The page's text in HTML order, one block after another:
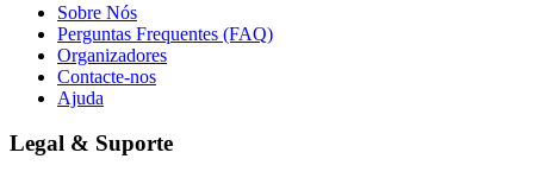
Sobre Nós
Perguntas Frequentes (FAQ)
Organizadores
Contacte-nos
Ajuda
Legal & Suporte